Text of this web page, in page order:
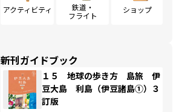
アクティビティ
鉄道・
フライト
ショップ
新刊ガイドブック
１５ 地球の歩き方 島旅 伊
豆大島 利島（伊豆諸島①）３
訂版